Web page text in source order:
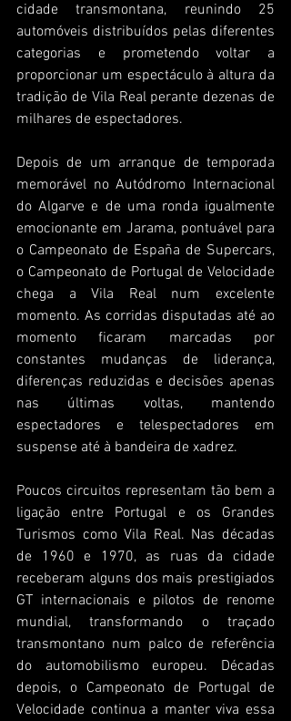
cidade transmontana, reunindo 25
automóveis distribuídos pelas diferentes
categorias e prometendo voltar a
proporcionar um espectáculo à altura da
tradição de Vila Real perante dezenas de
milhares de espectadores.
Depois de um arranque de temporada
memorável no Autódromo Internacional
do Algarve e de uma ronda igualmente
emocionante em Jarama, pontuável para
o Campeonato de España de Supercars,
o Campeonato de Portugal de Velocidade
chega a Vila Real num excelente
momento. As corridas disputadas até ao
momento ficaram marcadas por
constantes mudanças de liderança,
diferenças reduzidas e decisões apenas
nas últimas voltas, mantendo
espectadores e telespectadores em
suspense até à bandeira de xadrez.
Poucos circuitos representam tão bem a
ligação entre Portugal e os Grandes
Turismos como Vila Real. Nas décadas
de 1960 e 1970, as ruas da cidade
receberam alguns dos mais prestigiados
GT internacionais e pilotos de renome
mundial, transformando o traçado
transmontano num palco de referência
do automobilismo europeu. Décadas
depois, o Campeonato de Portugal de
Velocidade continua a manter viva essa